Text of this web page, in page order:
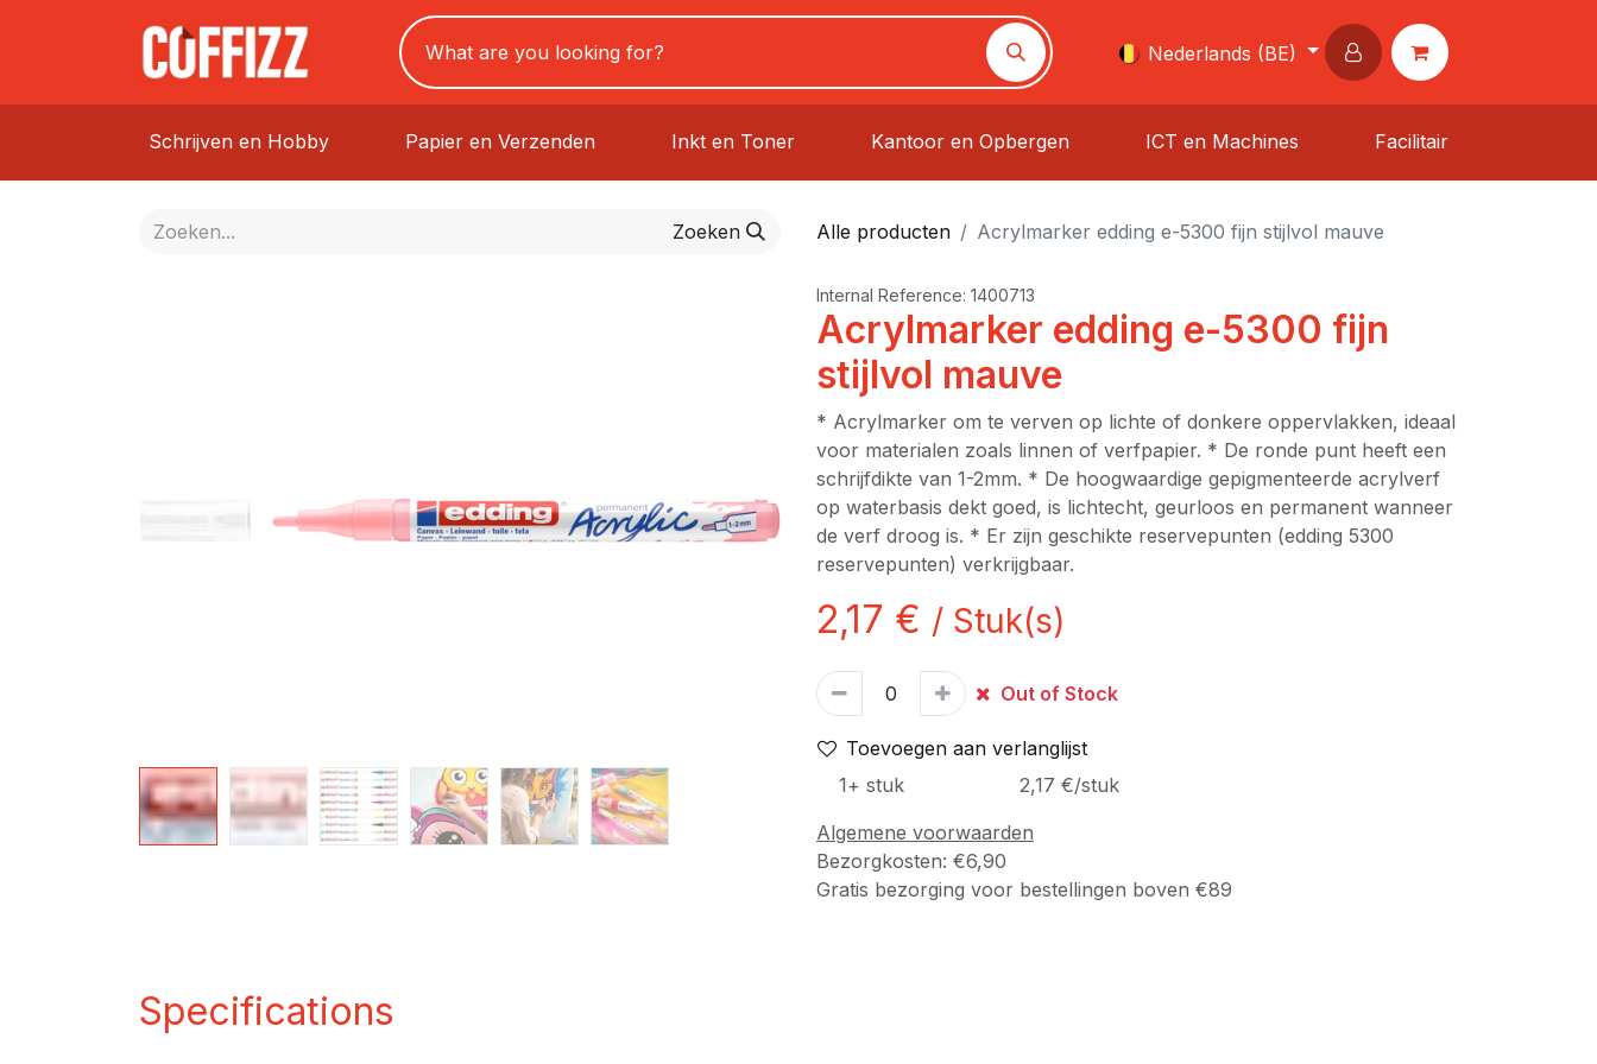
Nederlands (BE)
Schrijven en Hobby Papier en Verzenden Inkt en Toner Kantoor en Opbergen ICT en Machines Facilitair
Zoeken Alle producten Acrylmarker edding e-5300 fijn stijlvol mauve
Internal Reference: 1400713
Acrylmarker edding e-5300 fijn
stijlvol mauve
* Acrylmarker om te verven op lichte of donkere oppervlakken, ideaal
voor materialen zoals linnen of verfpapier. * De ronde punt heeft een
schrijfdikte van 1-2mm. * De hoogwaardige gepigmenteerde acrylverf
op waterbasis dekt goed, is lichtecht, geurloos en permanent wanneer
de verf droog is. * Er zijn geschikte reservepunten (edding 5300
reservepunten) verkrijgbaar.
2,17 € / Stuk(s)
Out of Stock
Toevoegen aan verlanglijst
1+ stuk 2,17 €/stuk
Algemene voorwaarden
Bezorgkosten: €6,90
Gratis bezorging voor bestellingen boven €89
Specifications